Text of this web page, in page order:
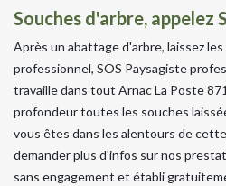
Souches d'arbre, appelez
Après un abattage d'arbre, laissez
professionnel, SOS Paysagiste
travaille dans tout Arnac La Poste
profondeur toutes les souches
vous êtes dans les alentours de
demander plus d'infos sur nos
sans engagement et établi